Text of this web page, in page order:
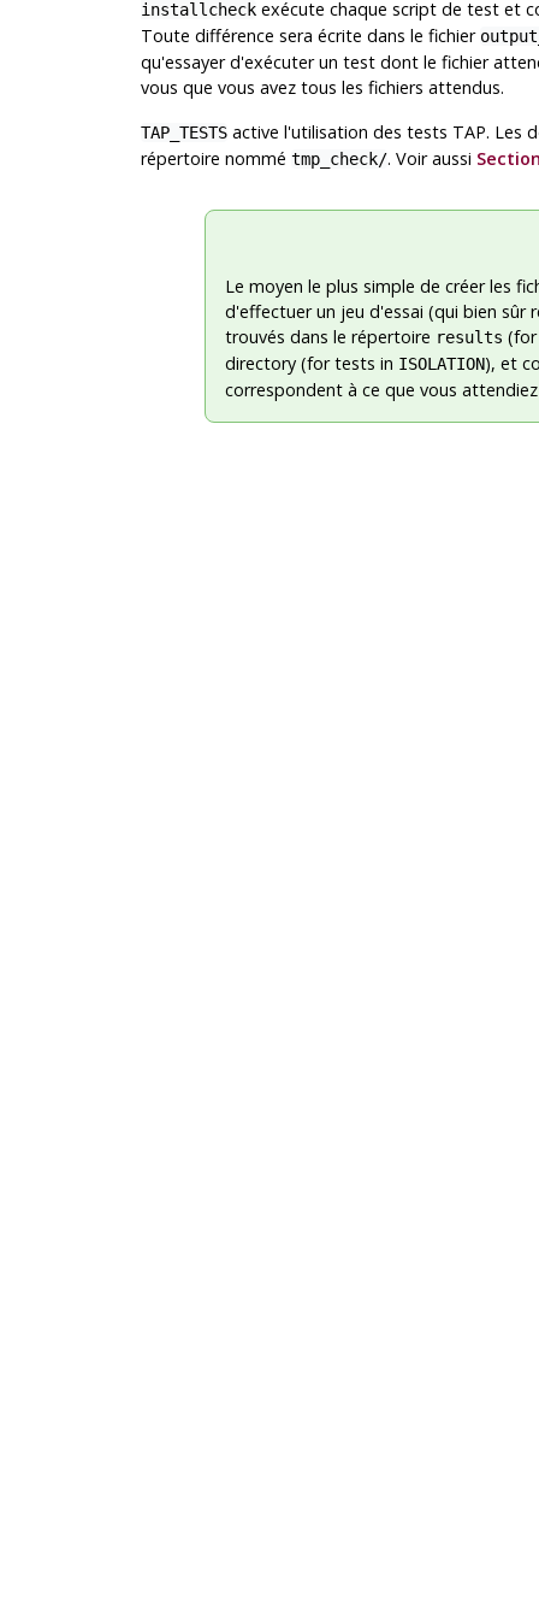
installcheckexécute chaque script de test et
Toute différence sera écrite dans le fichier
qu'essayer d'exécuter un test dont le fichier
vous que vous avez tous les fichiers attendus.
TAP_TESTSactive l'utilisation des tests TAP. Les
répertoire nommé tmp_check/. Voir aussi
Le moyen le plus simple de créer les
d'effectuer un jeu d'essai (qui bien sûr
trouvés dans le répertoire results
directory (for tests in ISOLATION), et
correspondent à ce que vous